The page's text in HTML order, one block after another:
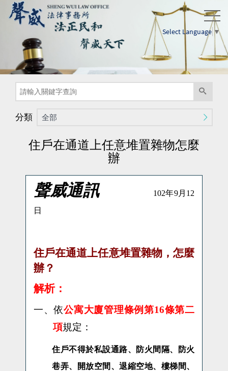
Select Language ▼
分類 全部
住戶在通道上任意堆置雜物怎麼
辦
聲威通訊 102年9月 12
日
住戶在通道上任意堆置雜物，怎麼
辦 ？
解析：
一、依公寓大廈管理條例第16條第二
項規定：
住戶不得於私設通路、防火間隔、防火
巷弄、開放空間、退縮空地、樓梯間、